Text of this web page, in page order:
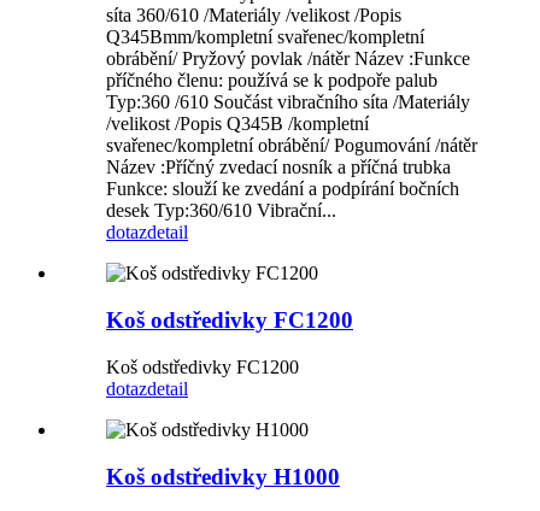
síta 360/610 /Materiály /velikost /Popis
Q345Bmm/kompletní svařenec/kompletní
obrábění/ Pryžový povlak /nátěr Název :Funkce
příčného členu: používá se k podpoře palub
Typ:360 /610 Součást vibračního síta /Materiály
/velikost /Popis Q345B /kompletní
svařenec/kompletní obrábění/ Pogumování /nátěr
Název :Příčný zvedací nosník a příčná trubka
Funkce: slouží ke zvedání a podpírání bočních
desek Typ:360/610 Vibrační...
dotazdetail
Koš odstředivky FC1200
Koš odstředivky FC1200
dotazdetail
Koš odstředivky H1000